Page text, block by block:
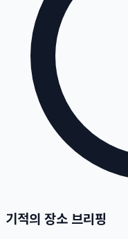
기적의 장소 브리핑